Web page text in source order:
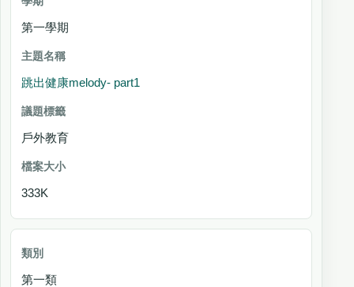
第一學期
跳出健康melody- part1
戶外教育
333K
第一類